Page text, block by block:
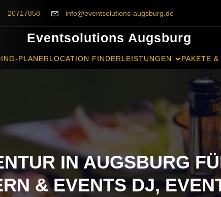
20717858 info@eventsolutions-augsburg.de
Eventsolutions Augsburg
PLANERLOCATION FINDERLEISTUNGEN PAKETE
IN AUGSBURG
& EVENTS DJ,